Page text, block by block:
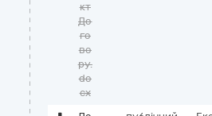
кт
До
го
во
ру.
do
cx